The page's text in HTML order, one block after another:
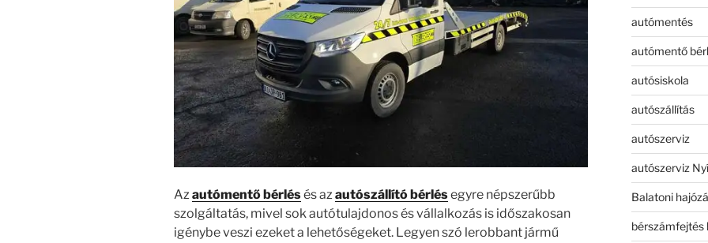
Azautómentő bérlésés azautószállító bérlésegyre népszerűbb
szolgáltatás, mivel sok autótulajdonos és vállalkozás is időszakosan
igénybe veszi ezeket a lehetőségeket. Legyen szó lerobbant jármű
autómentés
autómentő
autósiskola
autószállítás
autószerviz
autószerviz
Balatoni
bérszámfejtés